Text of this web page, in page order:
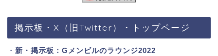
掲示板・X（旧Twitter）・トップページ
・ 新・掲示板：Gメンビルのラウンジ2022